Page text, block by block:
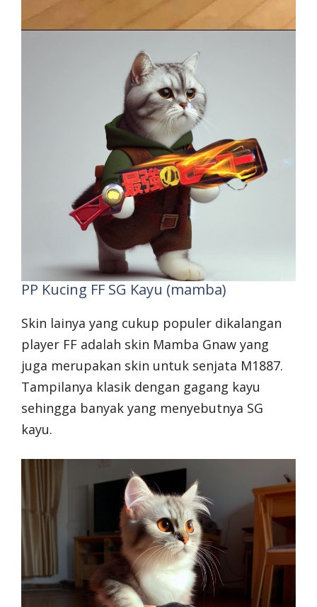
PP Kucing FF SG Kayu (mamba)
Skin lainya yang cukup populer dikalangan
player FF adalah skin Mamba Gnaw yang
juga merupakan skin untuk senjata M1887.
Tampilanya klasik dengan gagang kayu
sehingga banyak yang menyebutnya SG
kayu.